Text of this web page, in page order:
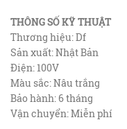
THÔNG SỐ KỸ THUẬT
Thương hiệu: Df
Sản xuất: Nhật Bản
Điện: 100V
Màu sắc: Nâu trắng
Bảo hành: 6 tháng
Vận chuyển: Miễn phí